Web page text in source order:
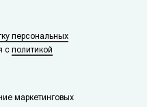
персональных
с политикой
маркетинговых